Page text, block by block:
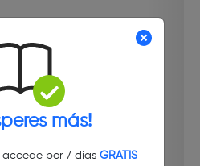
más!
por 7 días GRATIS